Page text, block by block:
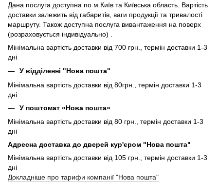
Дана послуга доступна по м.Київ та Київська область. Вартість
доставки залежить від габаритів, ваги продукції та тривалості
маршруту. Також доступна послуга вивантаження на поверх
(розраховується індивідуально) .
Мінімальна вартість доставки від 700 грн., термін доставки 1-3
дні
У відділенні "Нова пошта"
Мінімальна вартість доставки від 80грн., термін доставки 1-3
дні
У поштомат «Нова пошта»
Мінімальна вартість доставки від 80 грн., термін доставки 1-3
дні
Адресна доставка до дверей кур'єром "Нова пошта"
Мінімальна вартість доставки від 105 грн., термін доставки 1-3
дні
Докладніше про тарифи компанії "Нова пошта"